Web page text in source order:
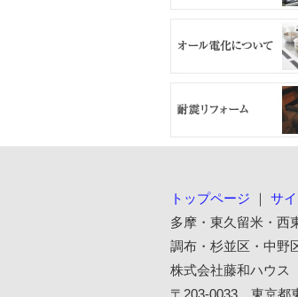
トップページ ｜ サ
多摩・東久留米・西
調布・杉並区・中野
株式会社藤和ハウ
〒203-0033 東京都